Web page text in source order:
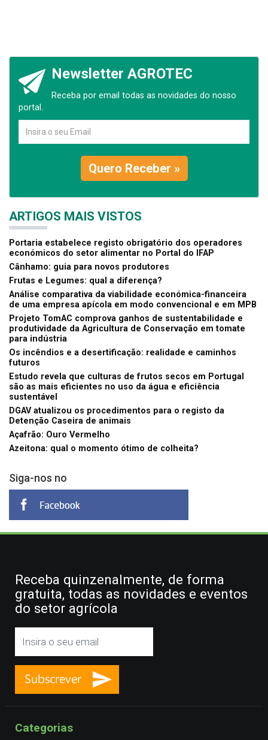
Newsletter AGROTEC
Receba por email todas as novidades do nosso
portal.
Quero Receber »
ARTIGOS MAIS VISTOS
Portaria estabelece registo obrigatório dos operadores
económicos do setor alimentar no Portal do IFAP
Cânhamo: guia para novos produtores
Frutas e Legumes: qual a diferença?
Análise comparativa da viabilidade económica-financeira
de uma empresa apícola em modo convencional e em MPB
Projeto TomAC comprova ganhos de sustentabilidade e
produtividade da Agricultura de Conservação em tomate
para indústria
Os incêndios e a desertificação: realidade e caminhos
futuros
Estudo revela que culturas de frutos secos em Portugal
são as mais eficientes no uso da água e eficiência
sustentável
DGAV atualizou os procedimentos para o registo da
Detenção Caseira de animais
Açafrão: Ouro Vermelho
Azeitona: qual o momento ótimo de colheita?
Siga-nos no
Receba quinzenalmente, de forma
gratuita, todas as novidades e eventos
do setor agrícola
Categorias